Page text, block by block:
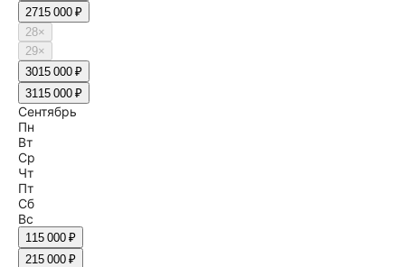
2715 000 ₽
28×
29×
3015 000 ₽
3115 000 ₽
Сентябрь
Пн
Вт
Ср
Чт
Пт
Сб
Вс
115 000 ₽
215 000 ₽